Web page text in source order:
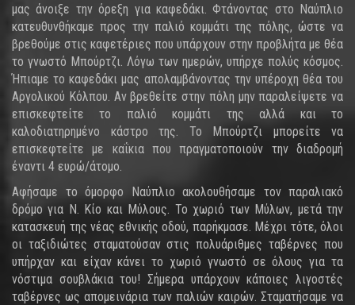
μας άνοιξε την όρεξη για καφεδάκι. Φτάνοντας στο Ναύπλιο
κατευθυνθήκαμε προς την παλιό κομμάτι της πόλης, ώστε να
βρεθούμε στις καφετέριες που υπάρχουν στην προβλήτα με θέα
το γνωστό Μπούρτζι. Λόγω των ημερών, υπήρχε πολύς κόσμος.
Ήπιαμε το καφεδάκι μας απολαμβάνοντας την υπέροχη θέα του
Αργολικού Κόλπου. Αν βρεθείτε στην πόλη μην παραλείψετε να
επισκεφτείτε το παλιό κομμάτι της αλλά και το
καλοδιατηρημένο κάστρο της. Το Μπούρτζι μπορείτε να
επισκεφτείτε με καΐκια που πραγματοποιούν την διαδρομή
έναντι 4 ευρώ/άτομο.
Αφήσαμε το όμορφο Ναύπλιο ακολουθήσαμε τον παραλιακό
δρόμο για Ν. Κίο και Μύλους. Το χωριό των Μύλων, μετά την
κατασκευή της νέας εθνικής οδού, παρήκμασε. Μέχρι τότε, όλοι
οι ταξιδιώτες σταματούσαν στις πολυάριθμες ταβέρνες που
υπήρχαν και είχαν κάνει το χωριό γνωστό σε όλους για τα
νόστιμα σουβλάκια του! Σήμερα υπάρχουν κάποιες λιγοστές
ταβέρνες ως απομεινάρια των παλιών καιρών. Σταματήσαμε να